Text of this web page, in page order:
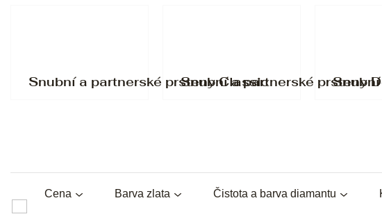
Snubní a partnerské prsteny ClassicSnubní a partnerské prsteny
Barva zlata Čistota a barva diamantu
Cena